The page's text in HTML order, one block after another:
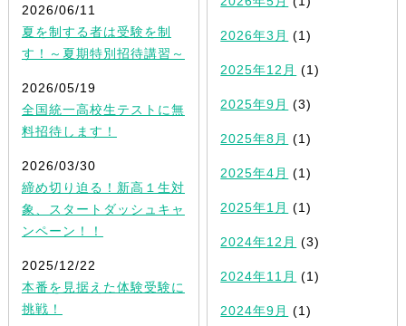
2026/06/11
夏を制する者は受験を制
す！～夏期特別招待講習～
2026/05/19
全国統一高校生テストに無
料招待します！
2026/03/30
締め切り迫る！新高１生対
象、スタートダッシュキャ
ンペーン！！
2025/12/22
本番を見据えた体験受験に
挑戦！
2026年3月 (1)
2025年12月 (1)
2025年9月 (3)
2025年8月 (1)
2025年4月 (1)
2025年1月 (1)
2024年12月 (3)
2024年11月 (1)
2024年9月 (1)